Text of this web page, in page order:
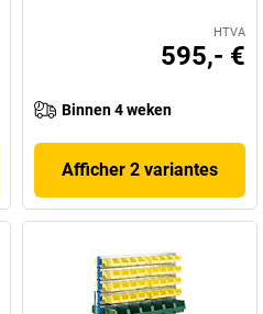
HTVA
595,- €
Binnen 4 weken
Afficher 2 variantes